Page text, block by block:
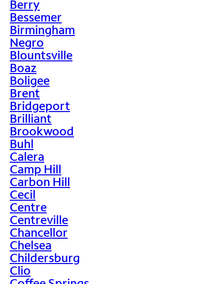
Berry
Bessemer
Birmingham
Negro
Blountsville
Boaz
Boligee
Brent
Bridgeport
Brilliant
Brookwood
Buhl
Calera
Camp Hill
Carbon Hill
Cecil
Centre
Centreville
Chancellor
Chelsea
Childersburg
Clio